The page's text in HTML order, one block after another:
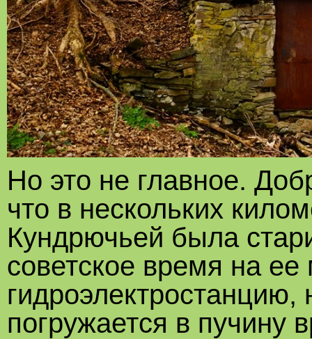
Но это не главное.
что в нескольких
Кундрючьей была
советское время на ее
погружается в пучину